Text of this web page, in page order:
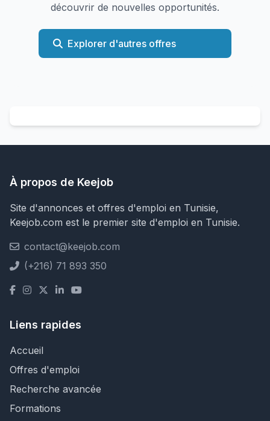
découvrir de nouvelles opportunités.
Explorer d'autres offres
À propos de Keejob
Site d'annonces et offres d'emploi en Tunisie,
Keejob.com est le premier site d'emploi en Tunisie.
contact@keejob.com
(+216) 71 893 350
Liens rapides
Accueil
Offres d'emploi
Recherche avancée
Formations